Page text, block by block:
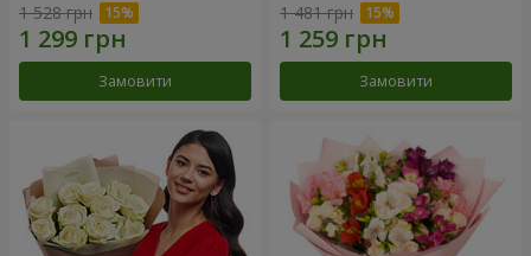
1 528 грн
Замовити
1 481 грн
Замовити